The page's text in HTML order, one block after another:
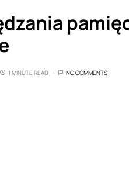
1 MINUTE READ NO COMMENTS